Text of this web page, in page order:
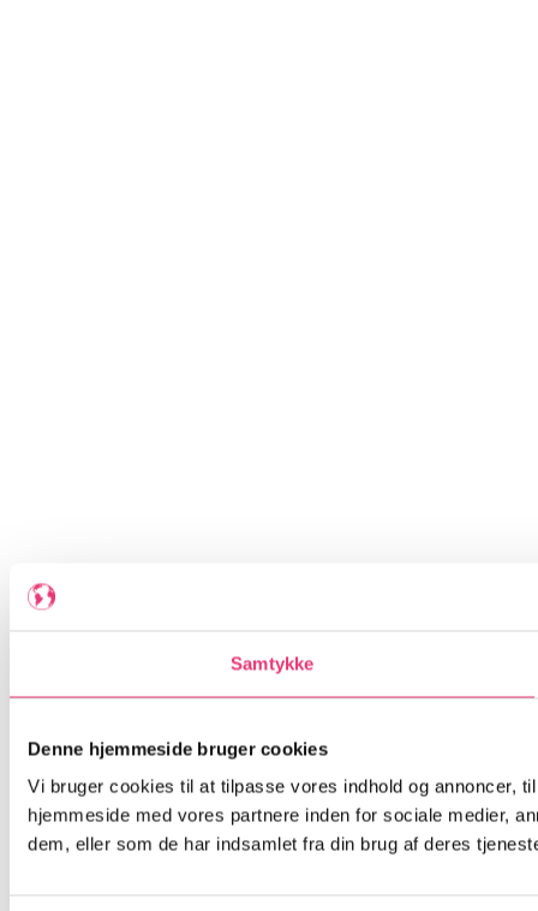
Samtykke
Denne hjemmeside bruger cookies
Vi bruger cookies til at tilpasse vores indhold og annoncer,
hjemmeside med vores partnere inden for sociale medier,
dem, eller som de har indsamlet fra din brug af deres